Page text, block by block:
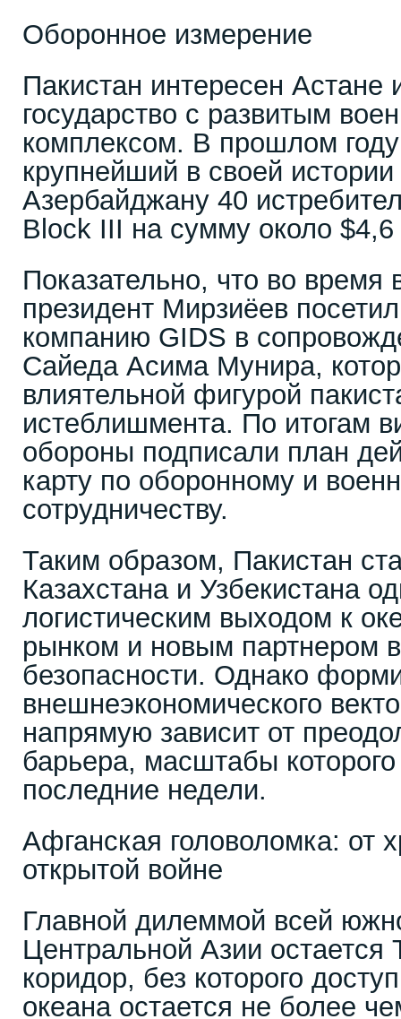
Оборонное измерение
Пакистан интересен Астане
государство с развитым
комплексом. В прошлом
крупнейший в своей истории
Азербайджану 40
Block III на сумму около
Показательно, что во время
президент Мирзиёев
компанию GIDS в
Сайеда Асима Мунира,
влиятельной фигурой
истеблишмента. По итогам
обороны подписали план
карту по оборонному и
сотрудничеству.
Таким образом, Пакистан
Казахстана и Узбекистана
логистическим выходом к
рынком и новым партнером
безопасности. Однако
внешнеэкономического
напрямую зависит от
барьера, масштабы
последние недели.
Афганская головоломка: от
открытой войне
Главной дилеммой всей
Центральной Азии остается
коридор, без которого
океана остается не более